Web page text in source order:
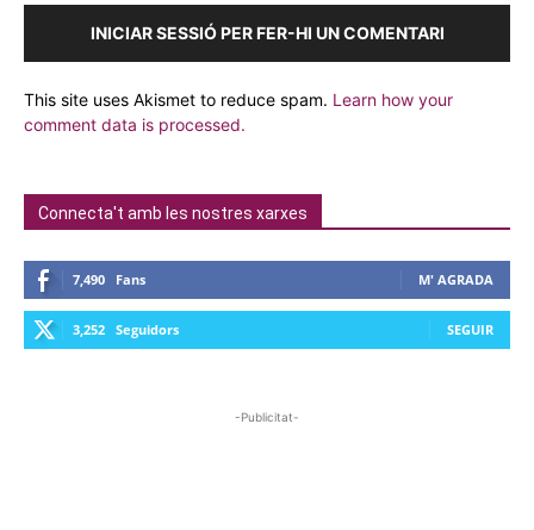
INICIAR SESSIÓ PER FER-HI UN COMENTARI
This site uses Akismet to reduce spam. Learn how your
comment data is processed.
Connecta't amb les nostres xarxes
7,490 Fans M' AGRADA
3,252 Seguidors SEGUIR
-Publicitat-